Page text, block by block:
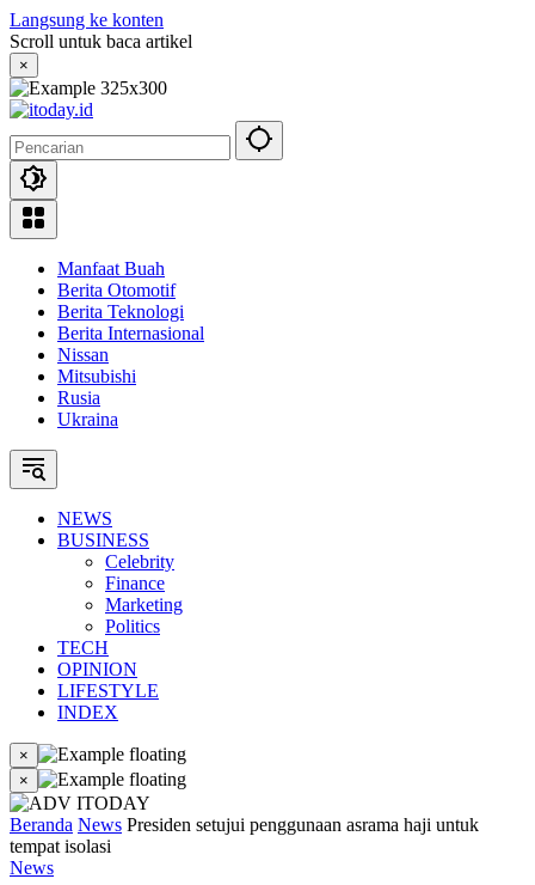
Langsung ke konten
Scroll untuk baca artikel
×
Manfaat Buah
Berita Otomotif
Berita Teknologi
Berita Internasional
Nissan
Mitsubishi
Rusia
Ukraina
NEWS
BUSINESS
Celebrity
Finance
Marketing
Politics
TECH
OPINION
LIFESTYLE
INDEX
×
×
Beranda News Presiden setujui penggunaan asrama haji untuk
tempat isolasi
News